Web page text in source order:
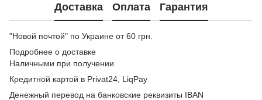
Доставка Оплата Гарантия
"Новой почтой" по Украине от 60 грн.
Подробнее о доставке
Наличными при получении
Кредитной картой в Privat24, LiqPay
Денежный перевод на банковские реквизиты IBAN